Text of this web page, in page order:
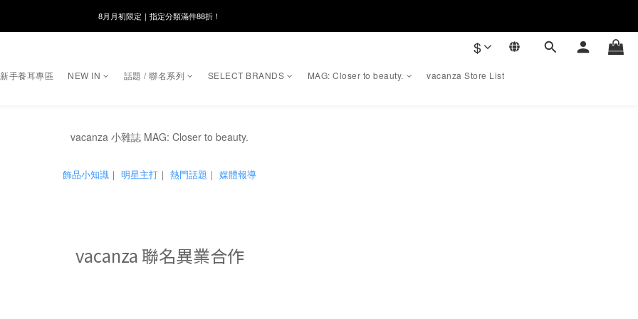
8月月初限定｜指定分類滿件88折！
線在，好事發生｜祈願新品 第2件享9折
$
手養耳專區 NEW IN 話題 / 聯名系列 SELECT BRANDS MAG: Closer to beauty. vacanza Store List
vacanza 小雜誌 MAG: Closer to beauty.
飾品小知識 ｜ 明星主打 ｜ 熱門話題 ｜ 媒體報導
vacanza 聯名異業合作